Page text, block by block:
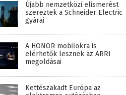
Újabb nemzetközi elismerést
szereztek a Schneider Electric
gyárai
A HONOR mobilokra is
elérhetők lesznek az ARRI
megoldásai
Kettészakadt Európa az